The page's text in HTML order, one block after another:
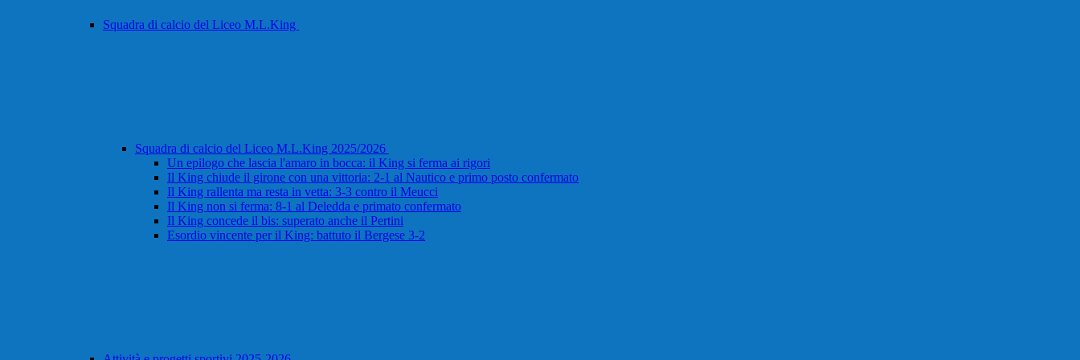
Squadra di calcio del Liceo M.L.King
Squadra di calcio del Liceo M.L.King 2025/2026
Un epilogo che lascia l'amaro in bocca: il King si ferma ai rigori
Il King chiude il girone con una vittoria: 2-1 al Nautico e primo posto confermato
Il King rallenta ma resta in vetta: 3-3 contro il Meucci
Il King non si ferma: 8-1 al Deledda e primato confermato
Il King concede il bis: superato anche il Pertini
Esordio vincente per il King: battuto il Bergese 3-2